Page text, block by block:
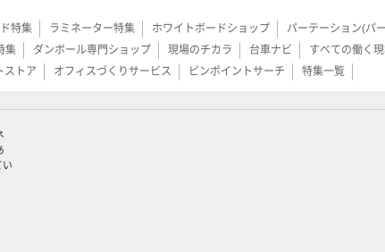
特集 ラミネーター特集 ホワイトボードショップ パーテーション(パ
集 ダンボール専門ショップ 現場のチカラ 台車ナビ すべての働く
ストア オフィスづくりサービス ピンポイントサーチ 特集一覧
い